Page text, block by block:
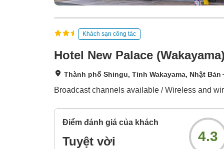
Khách sạn công tác
Hotel New Palace (Wakayama)
Thành phố Shingu, Tỉnh Wakayama, Nhật Bản
Broadcast channels available / Wireless and
Điểm đánh giá của khách
Tuyệt vời 4.3